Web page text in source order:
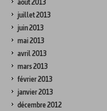
août 2013
juillet 2013
juin 2013
mai 2013
avril 2013
mars 2013
février 2013
janvier 2013
décembre 2012